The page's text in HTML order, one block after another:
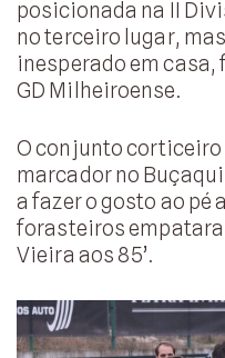
posicionada na II
no terceiro lugar,
inesperado em
GD Milheiroense.
O conjunto corticeiro
marcador no
a fazer o gosto ao pé
forasteiros
Vieira aos 85’.